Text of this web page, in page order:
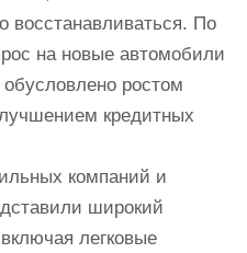
восстанавливаться. По
на новые автомобили
ростом
кредитных
компаний и
широкий
легковые